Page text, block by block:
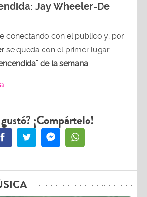
Jay Wheeler-De
conectando con el público y, por
se queda con el primer lugar
de la semana.
gustó? ¡Compártelo!